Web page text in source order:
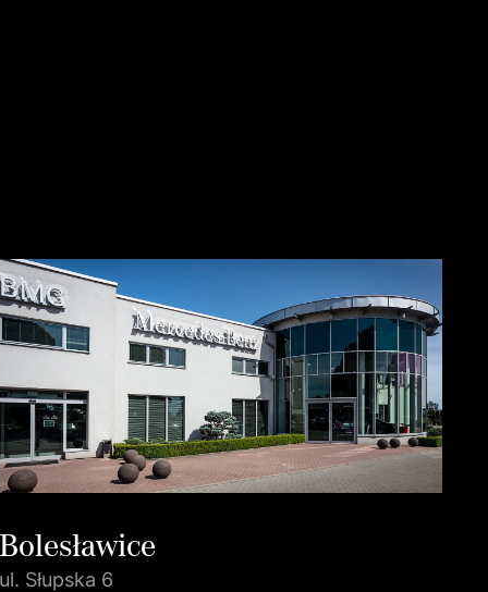
Bolesławice
ul. Słupska 6